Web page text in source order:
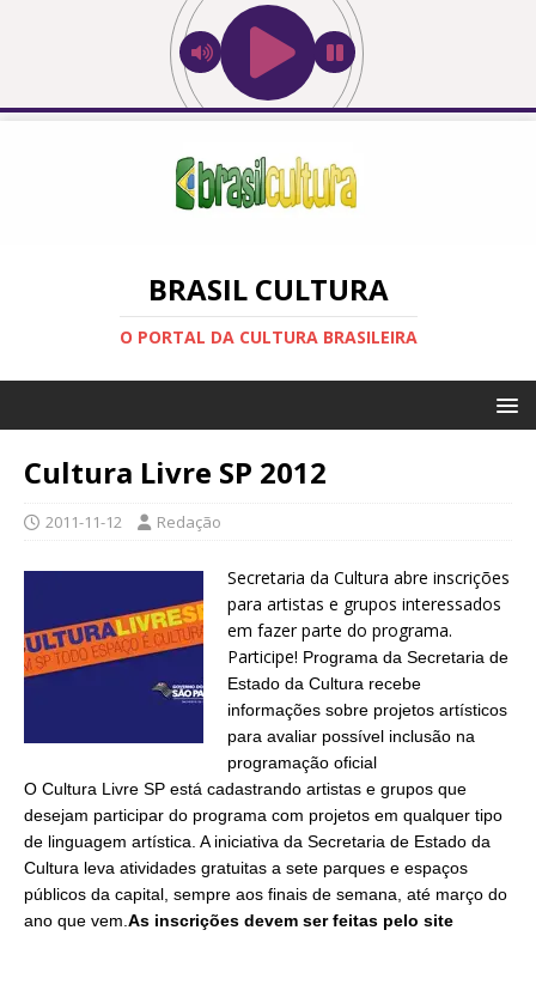
BRASIL CULTURA
O PORTAL DA CULTURA BRASILEIRA
Cultura Livre SP 2012
2011-11-12 Redação
Secretaria da Cultura abre inscrições
para artistas e grupos interessados
em fazer parte do programa.
Participe! Programa da Secretaria de
Estado da Cultura recebe
informações sobre projetos artísticos
para avaliar possível inclusão na
programação oficial
O Cultura Livre SP está cadastrando artistas e grupos que
desejam participar do programa com projetos em qualquer tipo
de linguagem artística. A iniciativa da Secretaria de Estado da
Cultura leva atividades gratuitas a sete parques e espaços
públicos da capital, sempre aos finais de semana, até março do
ano que vem. As inscrições devem ser feitas pelo site